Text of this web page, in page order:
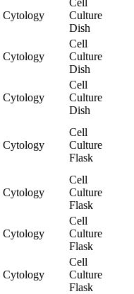
Cytology
Culture
Dish
Cytology
Cell
Culture
Dish
Cytology
Cell
Culture
Dish
Cytology
Cell
Culture
Flask
Cytology
Cell
Culture
Flask
Cytology
Cell
Culture
Flask
Cytology
Cell
Culture
Flask